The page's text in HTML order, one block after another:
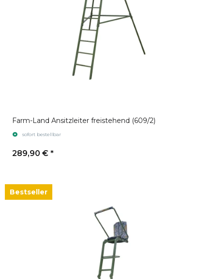
Farm-Land Ansitzleiter freistehend (609/2)
sofort bestellbar
289,90 € *
Bestseller